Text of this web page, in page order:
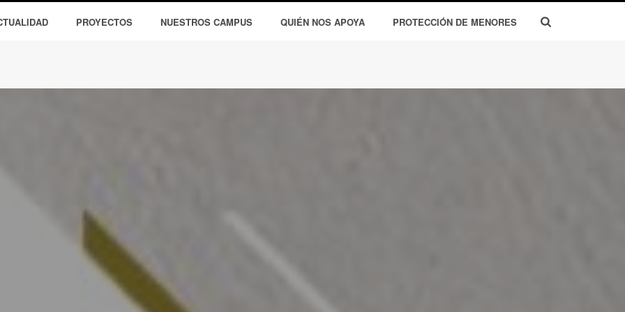
PROYECTOS NUESTROS CAMPUS QUIÉN NOS APOYA PROTECCIÓN DE MENORES